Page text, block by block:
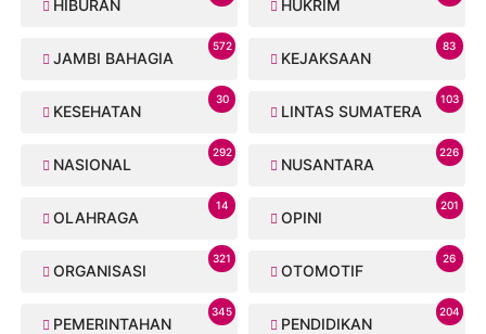
HIBURAN HUKRIM
JAMBI BAHAGIA
572
KEJAKSAAN
83
KESEHATAN
30
LINTAS SUMATERA
103
NASIONAL
292
NUSANTARA
226
OLAHRAGA
14
OPINI
201
ORGANISASI
321
OTOMOTIF
26
PEMERINTAHAN
345
PENDIDIKAN
204